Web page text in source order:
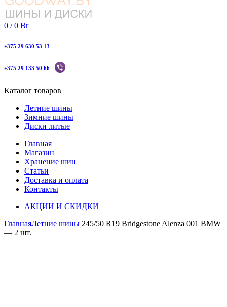
0 / 0 Br
+375 29 630 53 13
+375 29 133 50 66
Каталог товаров
Летние шины
Зимние шины
Диски литые
Главная
Магазин
Хранение шин
Статьи
Доставка и оплата
Контакты
АКЦИИ И СКИДКИ
ГлавнаяЛетние шины 245/50 R19 Bridgestone Alenza 001 BMW
— 2 шт.